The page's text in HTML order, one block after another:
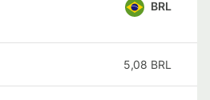
BRL
5,08 BRL